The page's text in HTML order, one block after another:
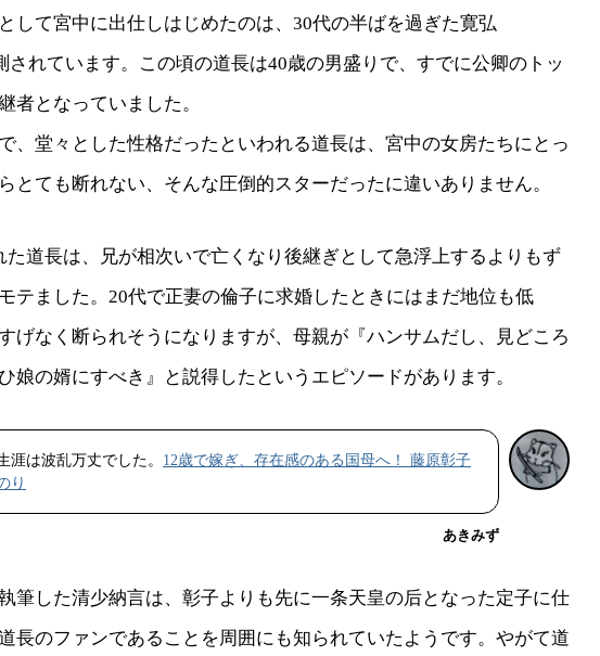
して宮中に出仕しはじめたのは、30代の半ばを過ぎた寛弘
されています。この頃の道長は40歳の男盛りで、すでに公卿のトッ
者となっていました。
、堂々とした性格だったといわれる道長は、宮中の女房たちにとっ
とても断れない、そんな圧倒的スターだったに違いありません。
た道長は、兄が相次いで亡くなり後継ぎとして急浮上するよりもず
テました。20代で正妻の倫子に求婚したときにはまだ地位も低
げなく断られそうになりますが、母親が『ハンサムだし、見どころ
娘の婿にすべき』と説得したというエピソードがあります。
涯は波乱万丈でした。 12歳で嫁ぎ、存在感のある国母へ！ 藤原彰子
り
あきみず
筆した清少納言は、彰子よりも先に一条天皇の后となった定子に仕
長のファンであることを周囲にも知られていたようです。やがて道